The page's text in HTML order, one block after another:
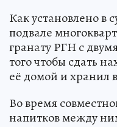
Как установлено в
подвале
гранату РГН с
того чтобы сдать
её домой и хранил
Во время
напитков между